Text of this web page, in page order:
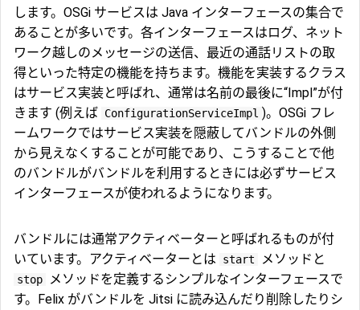
します。OSGi サービスは Java インターフェースの集合で
あることが多いです。各インターフェースはログ、ネット
ワーク越しのメッセージの送信、最近の通話リストの取
得といった特定の機能を持ちます。機能を実装するクラス
はサービス実装と呼ばれ、通常は名前の最後に“Impl”が付
きます (例えば ConfigurationServiceImpl )。OSGi フレ
ームワークではサービス実装を隠蔽してバンドルの外側
から見えなくすることが可能であり、こうすることで他
のバンドルがバンドルを利用するときには必ずサービス
インターフェースが使われるようになります。
バンドルには通常アクティベーターと呼ばれるものが付
いています。アクティベーターとは
start メソッドと
stop
メソッドを定義するシンプルなインターフェースで
す。Felix がバンドルを Jitsi に読み込んだり削除したりシ